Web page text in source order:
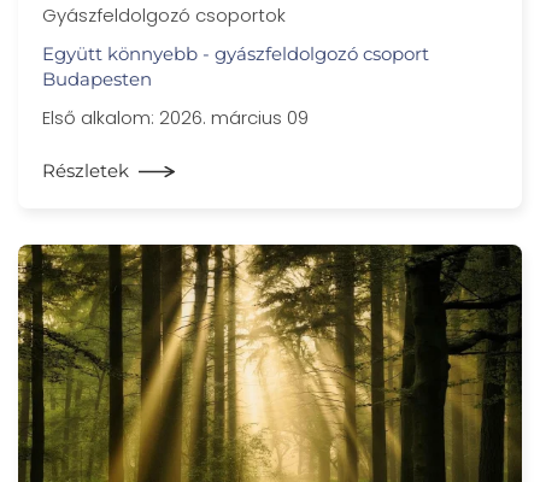
Gyászfeldolgozó csoportok
Együtt könnyebb - gyászfeldolgozó csoport
Budapesten
Első alkalom: 2026. március 09
Részletek